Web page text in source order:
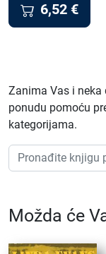
6,52 €
Zanima Vas i neka
ponudu pomoću
kategorijama.
Možda će